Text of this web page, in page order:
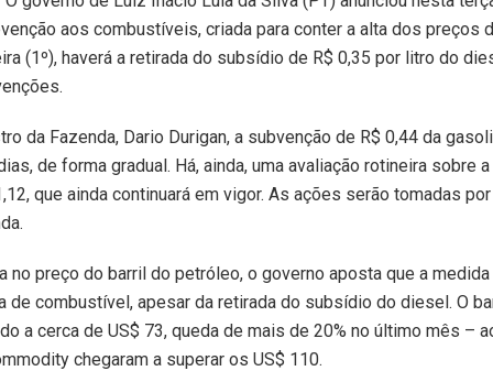
aos combustíveis, criada para conter a alta dos preços
(1º), haverá a retirada do subsídio de R$ 0,35 por litro do
da Fazenda, Dario Durigan, a subvenção de R$ 0,44 da
de forma gradual. Há, ainda, uma avaliação rotineira sobre
que ainda continuará em vigor. As ações serão tomadas
no preço do barril do petróleo, o governo aposta que a
de combustível, apesar da retirada do subsídio do diesel. O
a cerca de US$ 73, queda de mais de 20% no último mês –
chegaram a superar os US$ 110.